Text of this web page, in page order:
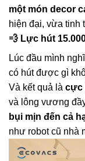
một món decor
hiện đại, vừa tinh
💨 Lực hút
Lúc đầu mình
có hút được gì
Và kết quả là cực
và lông vương
bụi mịn đến cả
như robot cũ nhà